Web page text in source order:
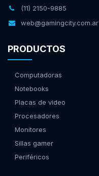
(11) 2150-9885
web@gamingcity.com.ar
PRODUCTOS
Computadoras
Notebooks
Placas de video
Procesadores
Monitores
Sillas gamer
Periféricos